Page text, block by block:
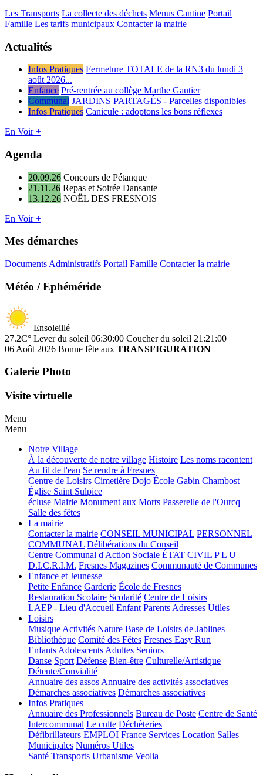
Les Transports La collecte des déchets Menus Cantine Portail
Famille Les tarifs municipaux Contacter la mairie
Actualités
Infos Pratiques Fermeture TOTALE de la RN3 du lundi 3
août 2026...
Enfance Pré-rentrée au collège Marthe Gautier
Communal JARDINS PARTAGÉS - Parcelles disponibles
Infos Pratiques Canicule : adoptons les bons réflexes
En Voir +
Agenda
20.09.26 Concours de Pétanque
21.11.26 Repas et Soirée Dansante
13.12.26 NOËL DES FRESNOIS
En Voir +
Mes démarches
Documents Administratifs Portail Famille Contacter la mairie
Météo / Ephéméride
Ensoleillé
27.2C° Lever du soleil 06:30:00 Coucher du soleil 21:21:00
06 Août 2026 Bonne fête aux TRANSFIGURATION
Galerie Photo
Visite virtuelle
Menu
Menu
Notre Village
À la découverte de notre village Histoire Les noms racontent
Au fil de l'eau Se rendre à Fresnes
Centre de Loisirs Cimetière Dojo École Gabin Chambost
Église Saint Sulpice
écluse Mairie Monument aux Morts Passerelle de l'Ourcq
Salle des fêtes
La mairie
Contacter la mairie CONSEIL MUNICIPAL PERSONNEL
COMMUNAL Délibérations du Conseil
Centre Communal d'Action Sociale ÉTAT CIVIL P L U
D.I.C.R.I.M. Fresnes Magazines Communauté de Communes
Enfance et Jeunesse
Petite Enfance Garderie École de Fresnes
Restauration Scolaire Scolarité Centre de Loisirs
LAEP - Lieu d'Accueil Enfant Parents Adresses Utiles
Loisirs
Musique Activités Nature Base de Loisirs de Jablines
Bibliothèque Comité des Fêtes Fresnes Easy Run
Enfants Adolescents Adultes Seniors
Danse Sport Défense Bien-être Culturelle/Artistique
Détente/Convialité
Annuaire des assos Annuaire des activités associatives
Démarches associatives Démarches associatives
Infos Pratiques
Annuaire des Professionnels Bureau de Poste Centre de Santé
Intercommunal Le culte Déchèteries
Défibrillateurs EMPLOI France Services Location Salles
Municipales Numéros Utiles
Santé Transports Urbanisme Veolia